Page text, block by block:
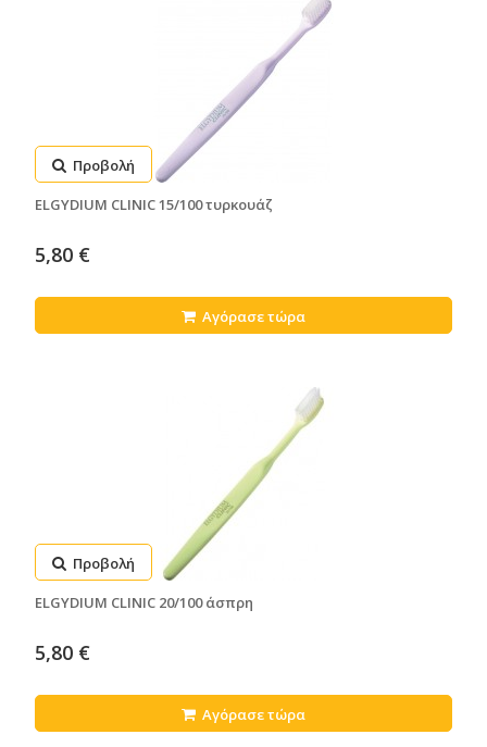
Προβολή
ELGYDIUM CLINIC 15/100 τυρκουάζ
5,80 €
Αγόρασε τώρα
Προβολή
ELGYDIUM CLINIC 20/100 άσπρη
5,80 €
Αγόρασε τώρα